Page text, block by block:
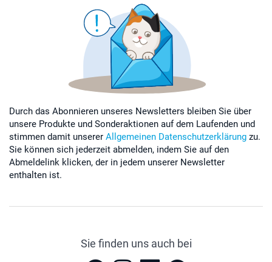
Durch das Abonnieren unseres Newsletters bleiben Sie über
unsere Produkte und Sonderaktionen auf dem Laufenden und
stimmen damit unserer Allgemeinen Datenschutzerklärung zu.
Sie können sich jederzeit abmelden, indem Sie auf den
Abmeldelink klicken, der in jedem unserer Newsletter
enthalten ist.
Sie finden uns auch bei